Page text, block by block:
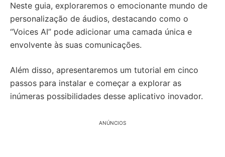
Neste guia, exploraremos o emocionante mundo de
personalização de áudios, destacando como o
“Voices AI” pode adicionar uma camada única e
envolvente às suas comunicações.
Além disso, apresentaremos um tutorial em cinco
passos para instalar e começar a explorar as
inúmeras possibilidades desse aplicativo inovador.
ANÚNCIOS